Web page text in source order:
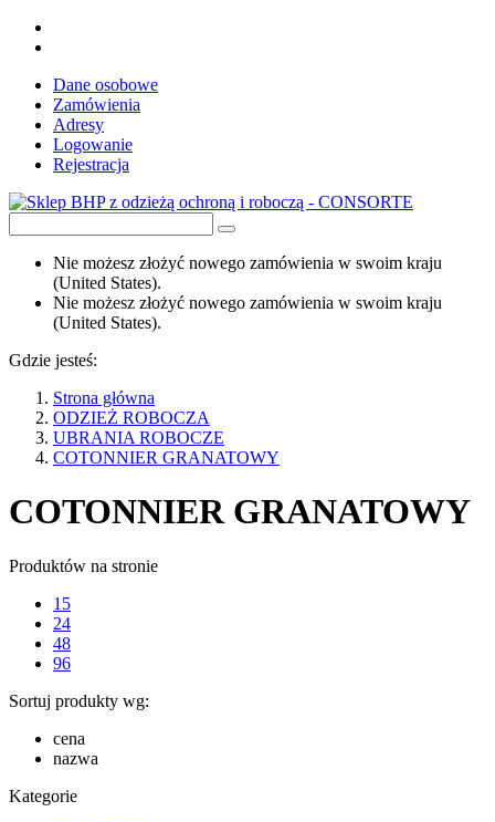
Dane osobowe
Zamówienia
Adresy
Logowanie
Rejestracja
Nie możesz złożyć nowego zamówienia w swoim kraju
(United States).
Nie możesz złożyć nowego zamówienia w swoim kraju
(United States).
Gdzie jesteś:
Strona główna
ODZIEŻ ROBOCZA
UBRANIA ROBOCZE
COTONNIER GRANATOWY
COTONNIER GRANATOWY
Produktów na stronie
15
24
48
96
Sortuj produkty wg:
cena
nazwa
Kategorie